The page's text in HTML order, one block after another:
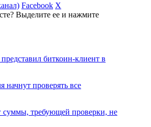
Facebook X
Выделите ее и нажмите
биткоин-клиент в
проверять все
требующей проверки, не